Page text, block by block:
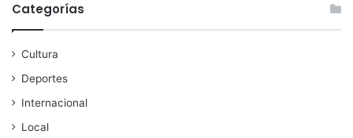
Categorías
Cultura
Deportes
Internacional
Local